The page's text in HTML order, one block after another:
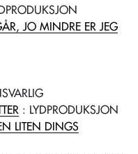
JO MINDRE ER JEG
: LYDPRODUKSJON
LITEN DINGS